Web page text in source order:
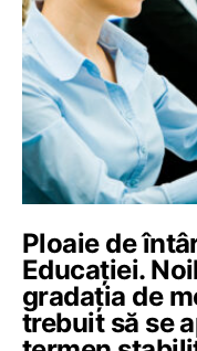
Ploaie de
Educației.
gradația de
trebuit să se